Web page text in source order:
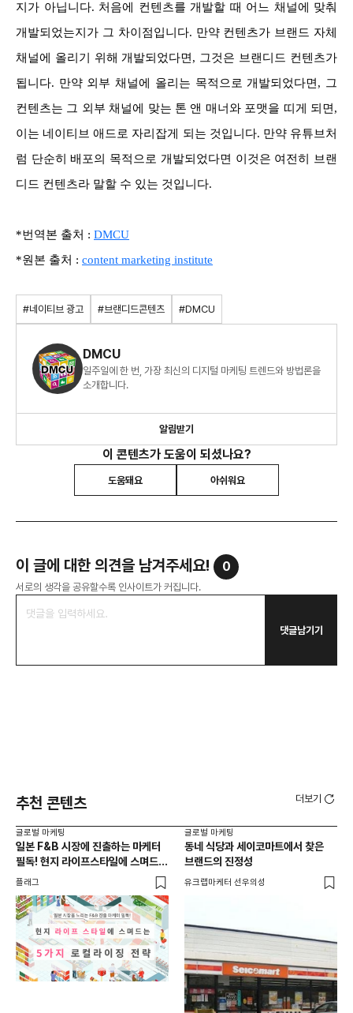
지가 아닙니다. 처음에 컨텐츠를 개발할 때 어느 채널에 맞춰
개발되었는지가 그 차이점입니다. 만약 컨텐츠가 브랜드 자체
채널에 올리기 위해 개발되었다면, 그것은 브랜디드 컨텐츠가
됩니다. 만약 외부 채널에 올리는 목적으로 개발되었다면, 그
컨텐츠는 그 외부 채널에 맞는 톤 앤 매너와 포맷을 띠게 되면,
이는 네이티브 애드로 자리잡게 되는 것입니다. 만약 유튜브처
럼 단순히 배포의 목적으로 개발되었다면 이것은 여전히 브랜
디드 컨텐츠라 말할 수 있는 것입니다.
*번역본 출처 : DMCU
*원본 출처 : content marketing institute
#네이티브 광고 #브랜디드콘텐츠 #DMCU
DMCU
일주일에 한 번, 가장 최신의 디지털 마케팅 트렌드와 방법론을
소개합니다.
알림받기
이 콘텐츠가 도움이 되셨나요?
도움돼요 아쉬워요
이 글에 대한 의견을 남겨주세요! 0
서로의 생각을 공유할수록 인사이트가 커집니다.
댓글남기기
추천 콘텐츠 더보기
글로벌 마케팅
일본 F&B 시장에 진출하는 마케터
필독! 현지 라이프스타일에 스며드는
5가지 로컬라이징 전략
플래그
글로벌 마케팅
동네 식당과 세이코마트에서 찾은
브랜드의 진정성
유크랩마케터 선우의성